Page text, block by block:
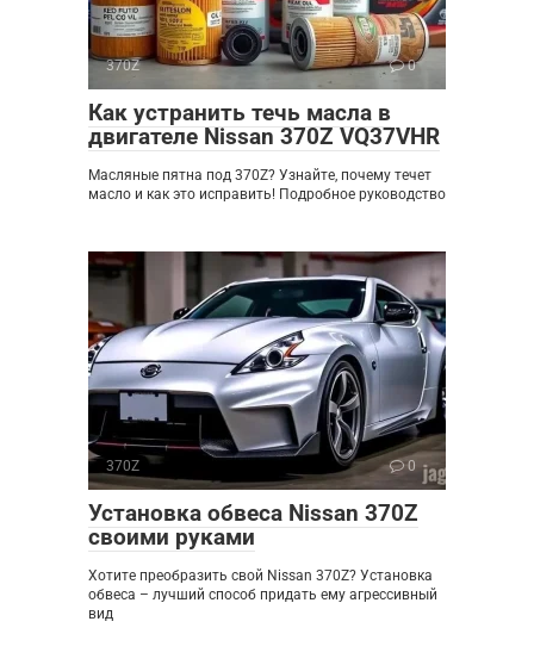
370Z 0
Как устранить течь масла в
двигателе Nissan 370Z VQ37VHR
Масляные пятна под 370Z? Узнайте, почему течет
масло и как это исправить! Подробное руководство
370Z 0
Установка обвеса Nissan 370Z
своими руками
Хотите преобразить свой Nissan 370Z? Установка
обвеса – лучший способ придать ему агрессивный
вид